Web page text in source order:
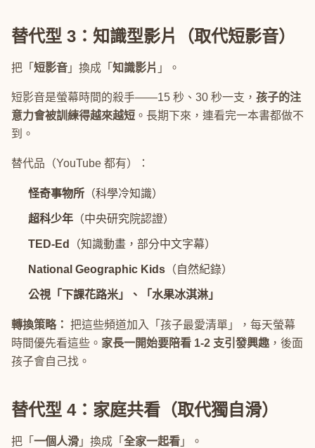
替代型 3：知識型影片（取代短影音）
把「 短影音 」換成「 知識影片 」。
短影音是螢幕時間的殺手——15 秒、30 秒一支， 孩子的注
意力會被訓練得越來越短 。長期下來，連看完一本書都做不
到。
替代品（YouTube 都有）：
怪奇事物所 （科學冷知識）
超科少年 （中央研究院認證）
TED-Ed （知識動畫，部分中文字幕）
National Geographic Kids （自然紀錄）
公視「下課花路米」、「水果冰淇淋」
轉換策略： 把這些頻道加入「孩子最愛清單」，每天螢幕
時間優先看這些。 家長一開始要陪看 1-2 支引發興趣 ，後面
孩子會自己找。
替代型 4：家庭共看（取代獨自滑）
把「 一個人滑 」換成「 全家一起看 」。